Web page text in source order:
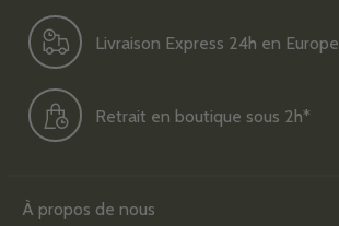
Livraison Express 24h en Europe
Retrait en boutique sous 2h*
À propos de nous